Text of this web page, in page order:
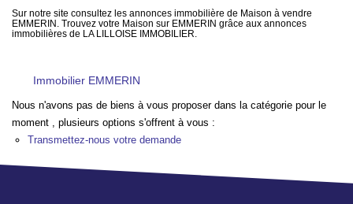
GESTION LOCATIVE
TRANSACTIONS RÉALISÉES
NOTRE AGENCE
EN
Créer une alerte
Sur notre site consultez les annonces immobilière de Maison à vendre
EMMERIN. Trouvez votre Maison sur EMMERIN grâce aux annonces
immobilières de LA LILLOISE IMMOBILIER.
Immobilier EMMERIN
Nous n'avons pas de biens à vous proposer dans la catégorie pour le
moment , plusieurs options s'offrent à vous :
Transmettez-nous votre demande